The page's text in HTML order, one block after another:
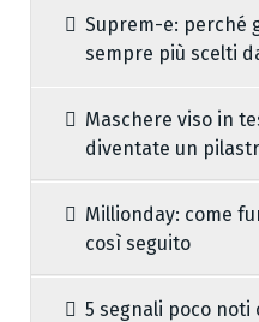
Suprem-e: perché
sempre più scelti
Maschere viso in
diventate un
Millionday: come
così seguito
5 segnali poco noti